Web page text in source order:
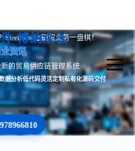
博纳众长
SteelFlow让钢贸业务一盘棋！
资讯
的贸易供应链管理系统
据分析低代码灵活定制私有化源码交付